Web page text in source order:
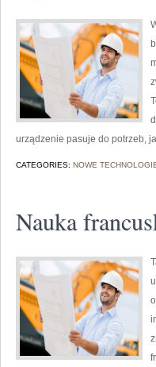
urządzenie pasuje do potrzeb,
CATEGORIES: NOWE
Nauka